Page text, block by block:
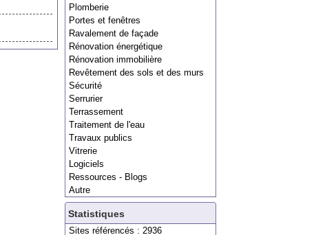
Plomberie
Portes et fenêtres
Ravalement de façade
Rénovation énergétique
Rénovation immobilière
Revêtement des sols et des murs
Sécurité
Serrurier
Terrassement
Traitement de l'eau
Travaux publics
Vitrerie
Logiciels
Ressources - Blogs
Autre
Statistiques
Sites référencés : 2936